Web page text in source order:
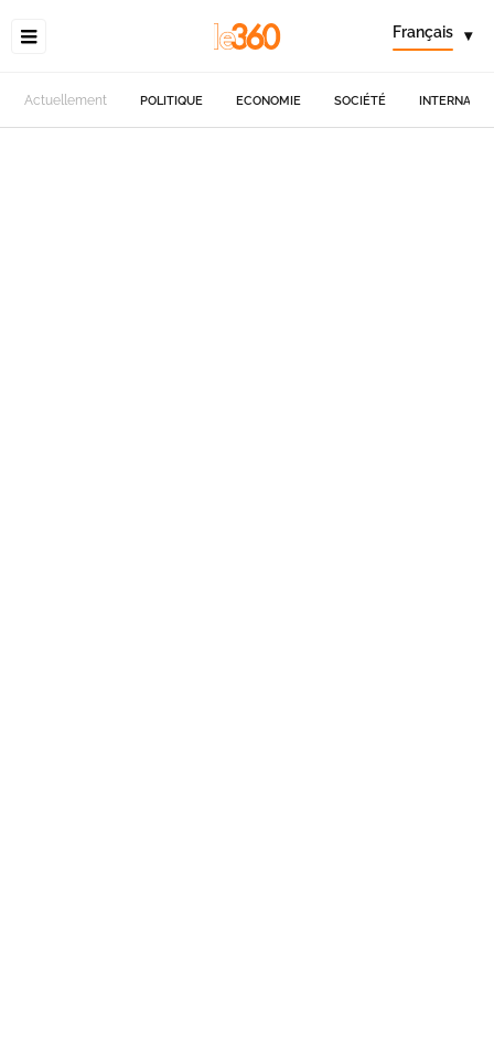
Français ▾
Actuellement POLITIQUE ECONOMIE SOCIÉTÉ